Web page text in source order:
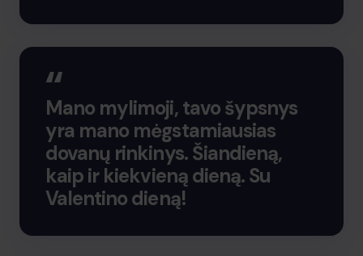
Mano mylimoji, tavo šypsnys
yra mano mėgstamiausias
dovanų rinkinys. Šiandieną,
kaip ir kiekvieną dieną. Su
Valentino dieną!